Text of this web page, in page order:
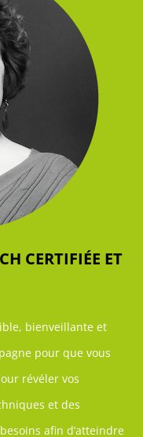
CERTIFIÉE ET
bienveillante et
pour que vous
révéler vos
et des
afin d’atteindre